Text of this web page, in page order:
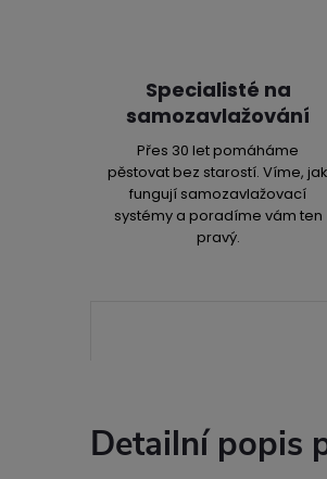
Specialisté na
samozavlažování
Přes 30 let pomáháme
pěstovat bez starostí. Víme, jak
fungují samozavlažovací
systémy a poradíme vám ten
pravý.
Detailní popis